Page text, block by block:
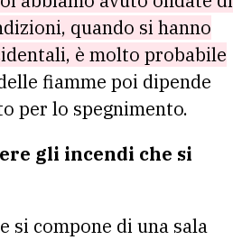
quando si hanno
è molto probabile
fiamme poi dipende
per lo spegnimento.
gli incendi che si
si compone di una sala